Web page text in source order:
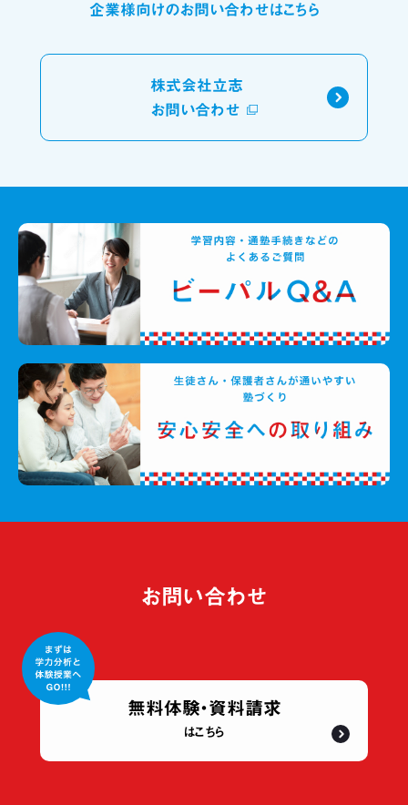
企業様向けのお問い合わせはこちら
株式会社立志
お問い合わせ
お問い合わせ
無料体験・資料請求
はこちら